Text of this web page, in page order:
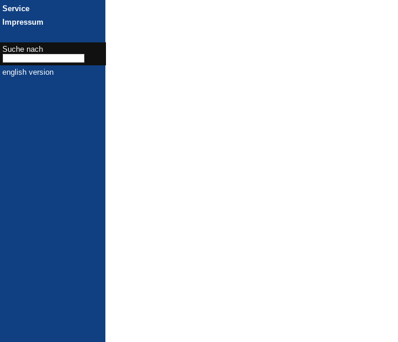
Service
Impressum
Suche nach
english version